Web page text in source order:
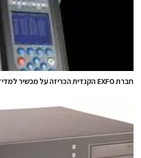
חברת EXFO הקנדית הכריזה על מכשיר למדידת ביצועי רשתות אתרנט